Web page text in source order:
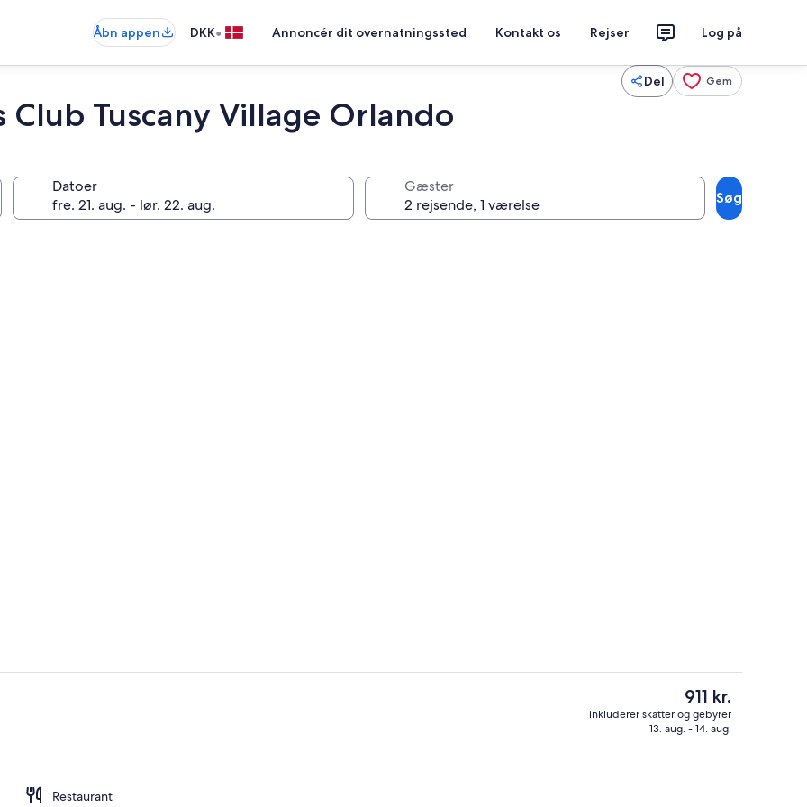
Åbn appen DKK• Annoncér dit overnatningssted Kontakt os Rejser Log på
Del Gem
Tuscany Village Orlando
Datoer Gæster
Søg
2 udendørs pools, liggestole
Restaurant
Den
nuværende
pris
911 kr.
inkluderer skatter og gebyrer
13. aug. - 14. aug.